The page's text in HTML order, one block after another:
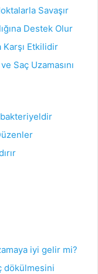
Savaşır
Destek Olur
Karşı Etkilidir
Saç Uzamasını
iyi gelir mi?
dökülmesini